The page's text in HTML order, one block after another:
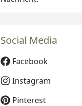
Social Media
Facebook
Instagram
Pinterest